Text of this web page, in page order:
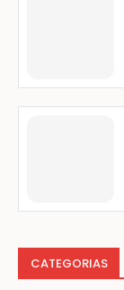
CATEGORIAS